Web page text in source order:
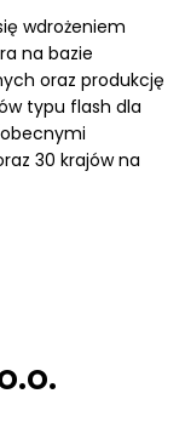
wdrożeniem
na bazie
oraz produkcję
typu flash dla
30 krajów na